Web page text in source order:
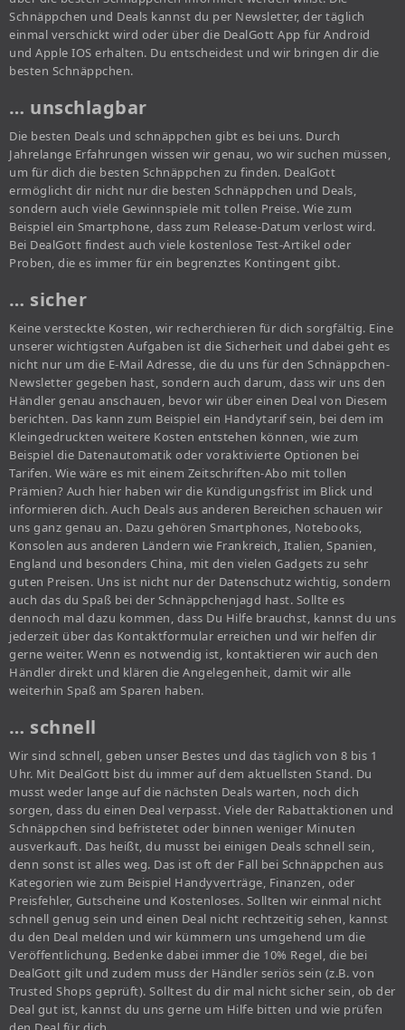
Schnäppchen und Deals kannst du per Newsletter, der täglich
einmal verschickt wird oder über die DealGott App für Android
und Apple IOS erhalten. Du entscheidest und wir bringen dir die
besten Schnäppchen.
… unschlagbar
Die besten Deals und schnäppchen gibt es bei uns. Durch
Jahrelange Erfahrungen wissen wir genau, wo wir suchen müssen,
um für dich die besten Schnäppchen zu finden. DealGott
ermöglicht dir nicht nur die besten Schnäppchen und Deals,
sondern auch viele Gewinnspiele mit tollen Preise. Wie zum
Beispiel ein Smartphone, dass zum Release-Datum verlost wird.
Bei DealGott findest auch viele kostenlose Test-Artikel oder
Proben, die es immer für ein begrenztes Kontingent gibt.
… sicher
Keine versteckte Kosten, wir recherchieren für dich sorgfältig. Eine
unserer wichtigsten Aufgaben ist die Sicherheit und dabei geht es
nicht nur um die E-Mail Adresse, die du uns für den Schnäppchen-
Newsletter gegeben hast, sondern auch darum, dass wir uns den
Händler genau anschauen, bevor wir über einen Deal von Diesem
berichten. Das kann zum Beispiel ein Handytarif sein, bei dem im
Kleingedruckten weitere Kosten entstehen können, wie zum
Beispiel die Datenautomatik oder voraktivierte Optionen bei
Tarifen. Wie wäre es mit einem Zeitschriften-Abo mit tollen
Prämien? Auch hier haben wir die Kündigungsfrist im Blick und
informieren dich. Auch Deals aus anderen Bereichen schauen wir
uns ganz genau an. Dazu gehören Smartphones, Notebooks,
Konsolen aus anderen Ländern wie Frankreich, Italien, Spanien,
England und besonders China, mit den vielen Gadgets zu sehr
guten Preisen. Uns ist nicht nur der Datenschutz wichtig, sondern
auch das du Spaß bei der Schnäppchenjagd hast. Sollte es
dennoch mal dazu kommen, dass Du Hilfe brauchst, kannst du uns
jederzeit über das Kontaktformular erreichen und wir helfen dir
gerne weiter. Wenn es notwendig ist, kontaktieren wir auch den
Händler direkt und klären die Angelegenheit, damit wir alle
weiterhin Spaß am Sparen haben.
… schnell
Wir sind schnell, geben unser Bestes und das täglich von 8 bis 1
Uhr. Mit DealGott bist du immer auf dem aktuellsten Stand. Du
musst weder lange auf die nächsten Deals warten, noch dich
sorgen, dass du einen Deal verpasst. Viele der Rabattaktionen und
Schnäppchen sind befristetet oder binnen weniger Minuten
ausverkauft. Das heißt, du musst bei einigen Deals schnell sein,
denn sonst ist alles weg. Das ist oft der Fall bei Schnäppchen aus
Kategorien wie zum Beispiel Handyverträge, Finanzen, oder
Preisfehler, Gutscheine und Kostenloses. Sollten wir einmal nicht
schnell genug sein und einen Deal nicht rechtzeitig sehen, kannst
du den Deal melden und wir kümmern uns umgehend um die
Veröffentlichung. Bedenke dabei immer die 10% Regel, die bei
DealGott gilt und zudem muss der Händler seriös sein (z.B. von
Trusted Shops geprüft). Solltest du dir mal nicht sicher sein, ob der
Deal gut ist, kannst du uns gerne um Hilfe bitten und wie prüfen